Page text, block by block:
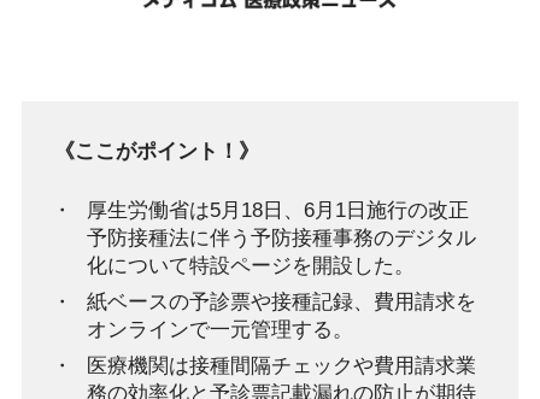
《ここがポイント！》
厚生労働省は5月18日、6月1日施行の改正
予防接種法に伴う予防接種事務のデジタル
化について特設ページを開設した。
紙ベースの予診票や接種記録、費用請求を
オンラインで一元管理する。
医療機関は接種間隔チェックや費用請求業
務の効率化と予診票記載漏れの防止が期待